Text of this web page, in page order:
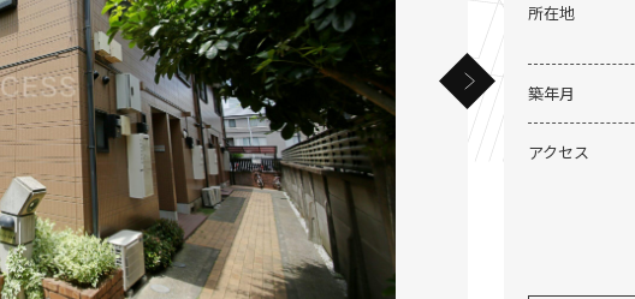
所在地
築年月
アクセス